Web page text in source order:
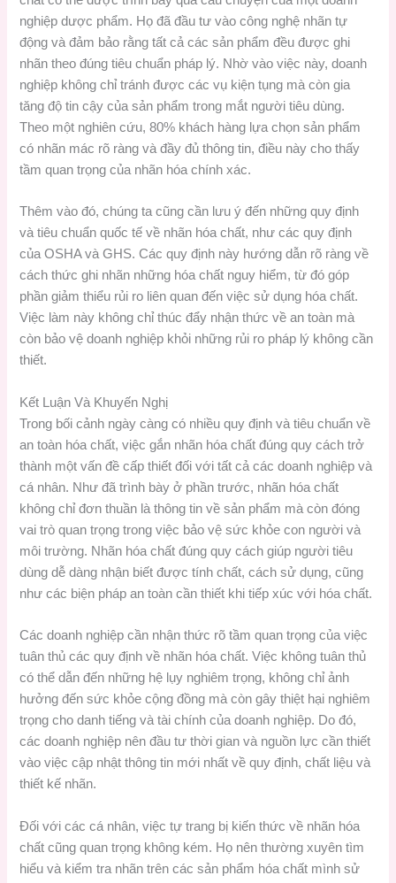
nghiệp dược phẩm. Họ đã đầu tư vào công nghệ nhãn tự
động và đảm bảo rằng tất cả các sản phẩm đều được ghi
nhãn theo đúng tiêu chuẩn pháp lý. Nhờ vào việc này, doanh
nghiệp không chỉ tránh được các vụ kiện tụng mà còn gia
tăng độ tin cậy của sản phẩm trong mắt người tiêu dùng.
Theo một nghiên cứu, 80% khách hàng lựa chọn sản phẩm
có nhãn mác rõ ràng và đầy đủ thông tin, điều này cho thấy
tầm quan trọng của nhãn hóa chính xác.
Thêm vào đó, chúng ta cũng cần lưu ý đến những quy định
và tiêu chuẩn quốc tế về nhãn hóa chất, như các quy định
của OSHA và GHS. Các quy định này hướng dẫn rõ ràng về
cách thức ghi nhãn những hóa chất nguy hiểm, từ đó góp
phần giảm thiểu rủi ro liên quan đến việc sử dụng hóa chất.
Việc làm này không chỉ thúc đẩy nhận thức về an toàn mà
còn bảo vệ doanh nghiệp khỏi những rủi ro pháp lý không cần
thiết.
Kết Luận Và Khuyến Nghị
Trong bối cảnh ngày càng có nhiều quy định và tiêu chuẩn về
an toàn hóa chất, việc gắn nhãn hóa chất đúng quy cách trở
thành một vấn đề cấp thiết đối với tất cả các doanh nghiệp và
cá nhân. Như đã trình bày ở phần trước, nhãn hóa chất
không chỉ đơn thuần là thông tin về sản phẩm mà còn đóng
vai trò quan trọng trong việc bảo vệ sức khỏe con người và
môi trường. Nhãn hóa chất đúng quy cách giúp người tiêu
dùng dễ dàng nhận biết được tính chất, cách sử dụng, cũng
như các biện pháp an toàn cần thiết khi tiếp xúc với hóa chất.
Các doanh nghiệp cần nhận thức rõ tầm quan trọng của việc
tuân thủ các quy định về nhãn hóa chất. Việc không tuân thủ
có thể dẫn đến những hệ lụy nghiêm trọng, không chỉ ảnh
hưởng đến sức khỏe cộng đồng mà còn gây thiệt hại nghiêm
trọng cho danh tiếng và tài chính của doanh nghiệp. Do đó,
các doanh nghiệp nên đầu tư thời gian và nguồn lực cần thiết
vào việc cập nhật thông tin mới nhất về quy định, chất liệu và
thiết kế nhãn.
Đối với các cá nhân, việc tự trang bị kiến thức về nhãn hóa
chất cũng quan trọng không kém. Họ nên thường xuyên tìm
hiểu và kiểm tra nhãn trên các sản phẩm hóa chất mình sử